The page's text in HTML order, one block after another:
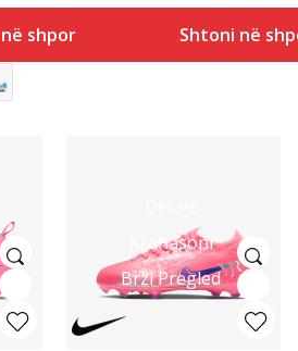
shportë Shtoni në
Krahasoni
Brzi Pregled